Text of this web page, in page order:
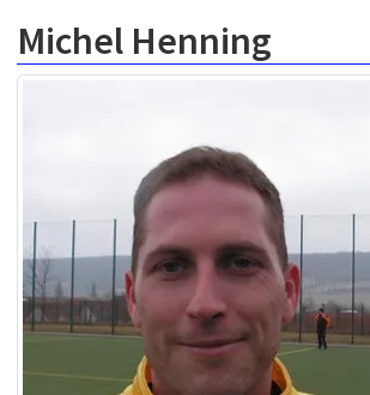
Michel Henning